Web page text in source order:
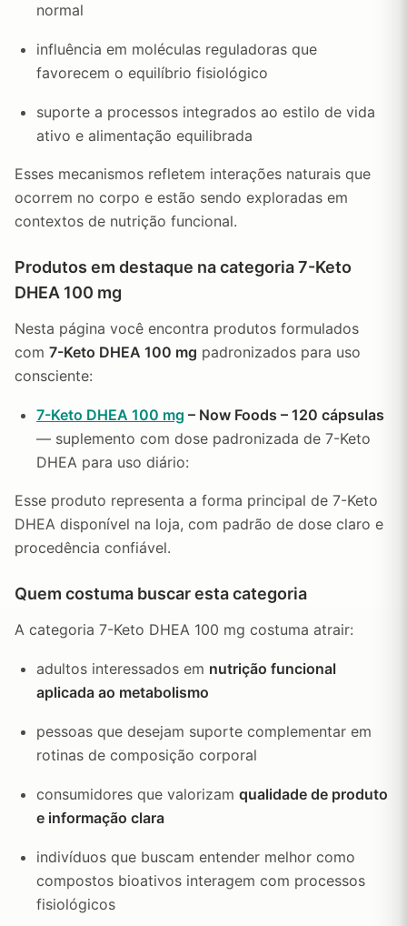
normal
influência em moléculas reguladoras que
favorecem o equilíbrio fisiológico
suporte a processos integrados ao estilo de vida
ativo e alimentação equilibrada
Esses mecanismos refletem interações naturais que
ocorrem no corpo e estão sendo exploradas em
contextos de nutrição funcional.
Produtos em destaque na categoria 7-Keto
DHEA 100 mg
Nesta página você encontra produtos formulados
com 7-Keto DHEA 100 mg padronizados para uso
consciente:
7-Keto DHEA 100 mg – Now Foods – 120 cápsulas
— suplemento com dose padronizada de 7-Keto
DHEA para uso diário:
Esse produto representa a forma principal de 7-Keto
DHEA disponível na loja, com padrão de dose claro e
procedência confiável.
Quem costuma buscar esta categoria
A categoria 7-Keto DHEA 100 mg costuma atrair:
adultos interessados em nutrição funcional
aplicada ao metabolismo
pessoas que desejam suporte complementar em
rotinas de composição corporal
consumidores que valorizam qualidade de produto
e informação clara
indivíduos que buscam entender melhor como
compostos bioativos interagem com processos
fisiológicos